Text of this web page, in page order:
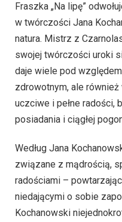
Fraszka „Na lipę”
w twórczości Jana
natura. Mistrz z
swojej twórczości uroki
daje wiele pod
zdrowotnym, ale
uczciwe i pełne radości,
posiadania i ciągłej
Według Jana
związane z mądrością,
radościami –
niedającymi o sobie
Kochanowski